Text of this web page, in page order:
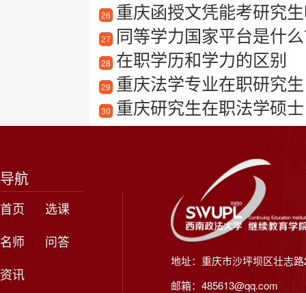
26 重庆函授文凭能考研究
27 同等学力国家平台是什
28 在职学历和学力的区别
29 重庆法学专业在职研究生
30 重庆研究生在职法学硕士
导航
首页
选课
名师
问答
资讯
地址：重庆市沙坪坝区壮志
邮箱：485613@qq.com